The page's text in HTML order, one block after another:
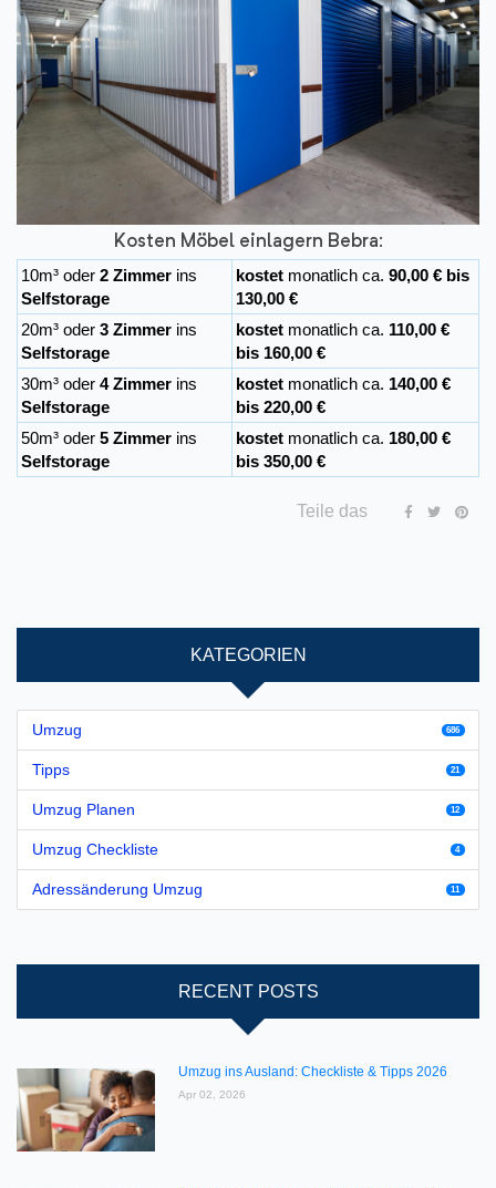
Kosten Möbel einlagern Bebra:
10m³ oder 2 Zimmer ins
Selfstorage
kostet monatlich ca. 90,00 € bis
130,00 €
20m³ oder 3 Zimmer ins
Selfstorage
kostet monatlich ca. 110,00 €
bis 160,00 €
30m³ oder 4 Zimmer ins
Selfstorage
kostet monatlich ca. 140,00 €
bis 220,00 €
50m³ oder 5 Zimmer ins
Selfstorage
kostet monatlich ca. 180,00 €
bis 350,00 €
Teile das
KATEGORIEN
Umzug 686
Tipps 21
Umzug Planen 12
Umzug Checkliste 4
Adressänderung Umzug 11
RECENT POSTS
Umzug ins Ausland: Checkliste & Tipps 2026
Apr 02, 2026